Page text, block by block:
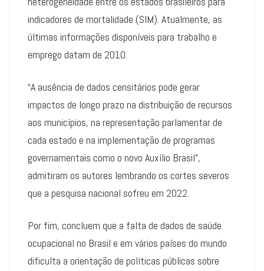
indicadores de mortalidade (SIM). Atualmente, as
últimas informações disponíveis para trabalho e
emprego datam de 2010.
“A ausência de dados censitários pode gerar
impactos de longo prazo na distribuição de recursos
aos municípios, na representação parlamentar de
cada estado e na implementação de programas
governamentais como o novo Auxílio Brasil”,
admitiram os autores lembrando os cortes severos
que a pesquisa nacional sofreu em 2022.
Por fim, concluem que a falta de dados de saúde
ocupacional no Brasil e em vários países do mundo
dificulta a orientação de políticas públicas sobre